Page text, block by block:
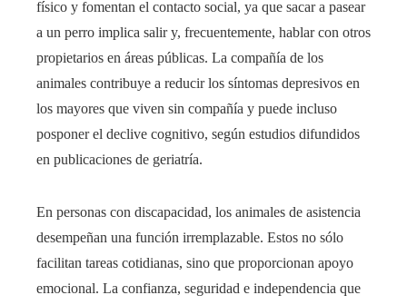
físico y fomentan el contacto social, ya que sacar a pasear
a un perro implica salir y, frecuentemente, hablar con otros
propietarios en áreas públicas. La compañía de los
animales contribuye a reducir los síntomas depresivos en
los mayores que viven sin compañía y puede incluso
posponer el declive cognitivo, según estudios difundidos
en publicaciones de geriatría.
En personas con discapacidad, los animales de asistencia
desempeñan una función irremplazable. Estos no sólo
facilitan tareas cotidianas, sino que proporcionan apoyo
emocional. La confianza, seguridad e independencia que